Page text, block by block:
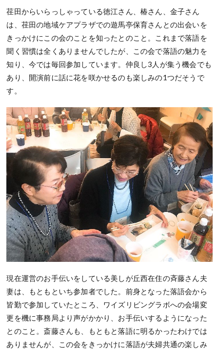
荏田からいらっしゃっている徳江さん、椿さん、金子さん
は、荏田の地域ケアプラザでの遊馬亭保育さんとの出会いを
きっかけにこの会のことを知ったとのこと。これまで落語を
聞く習慣は全くありませんでしたが、この会で落語の魅力を
知り、今では毎回参加しています。仲良し3人が集う機会でも
あり、開演前に話に花を咲かせるのも楽しみの1つだそうで
す。
現在運営のお手伝いをしている美しが丘西在住の斉藤さん夫
妻は、もともといち参加者でした。前身となった落語会から
皆勤で参加していたところ、ワイズリビングラボへの会場変
更を機に事務局より声がかかり、お手伝いするようになった
とのこと。斎藤さんも、もともと落語に明るかったわけでは
ありませんが、この会をきっかけに落語が夫婦共通の楽しみ